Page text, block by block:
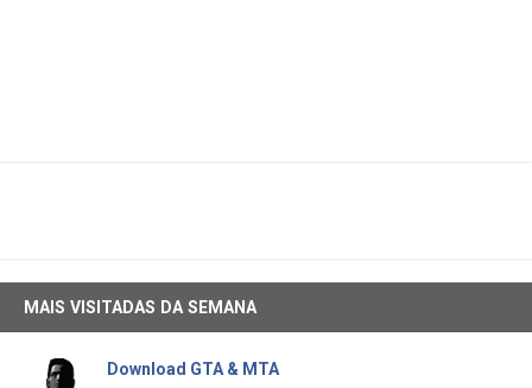
MAIS VISITADAS DA SEMANA
Download GTA & MTA